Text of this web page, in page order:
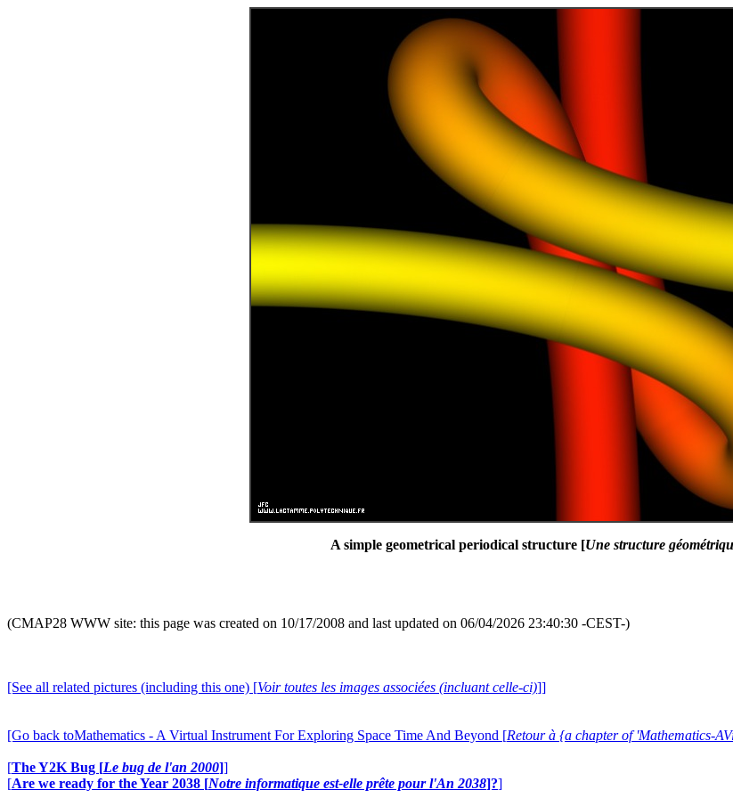
A simple geometrical periodical structure [Une structure
(CMAP28 WWW site: this page was created on 10/17/2008 and last updated on 06/04/2026 23:40:30 -CEST-)
[See all related pictures (including this one) [Voir toutes les images associées (incluant celle-ci)]]
[Go back toMathematics - A Virtual Instrument For Exploring Space Time And Beyond [Retour à {a chapter of 'Mathematics-
[The Y2K Bug [Le bug de l'an 2000]]
[Are we ready for the Year 2038 [Notre informatique est-elle prête pour l'An 2038]?]